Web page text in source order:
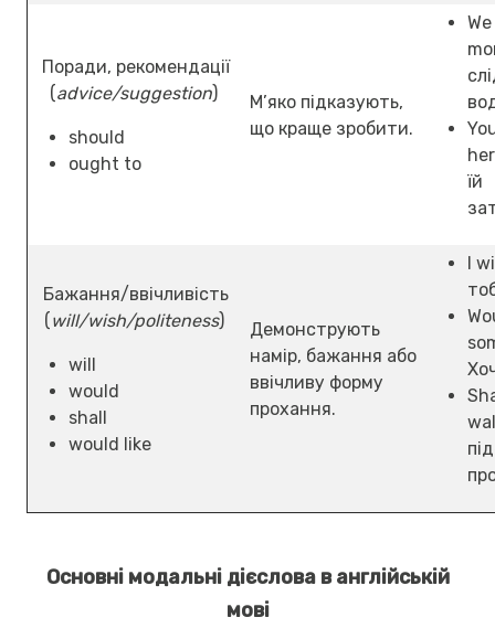
Поради, рекомендації
(advice/suggestion)
should
ought to
М’яко підказують,
що краще зробити.
їй
Бажання/ввічливість
(will/wish/politeness)
will
would
shall
would like
Демонструють
намір, бажання або
ввічливу форму
прохання.
I
Основні модальні дієслова в англійській
мові